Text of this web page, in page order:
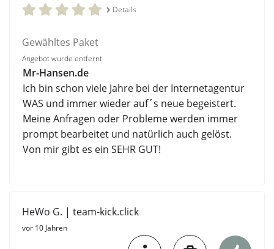
Details
Gewähltes Paket
Angebot wurde entfernt
Mr-Hansen.de
Ich bin schon viele Jahre bei der Internetagentur
WAS und immer wieder auf´s neue begeistert.
Meine Anfragen oder Probleme werden immer
prompt bearbeitet und natürlich auch gelöst.
Von mir gibt es ein SEHR GUT!
HeWo G. | team-kick.click
vor 10 Jahren